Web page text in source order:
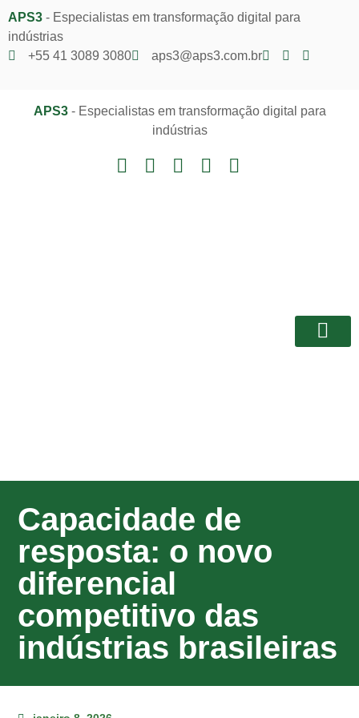
APS3 - Especialistas em transformação digital para
indústrias
+55 41 3089 3080
aps3@aps3.com.br
APS3- Especialistas em transformação digital para
indústrias
Capacidade de
resposta: o novo
diferencial
competitivo das
indústrias brasileiras